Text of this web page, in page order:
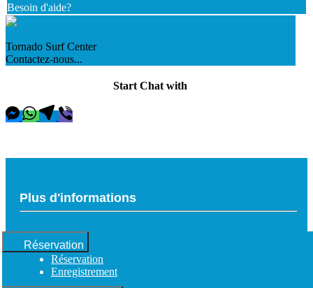
Besoin d'aide?
Tornado Surf Center
Contactez-nous...
Start Chat with
Plus d'informations
Réservation
Réservation
Enregistrement